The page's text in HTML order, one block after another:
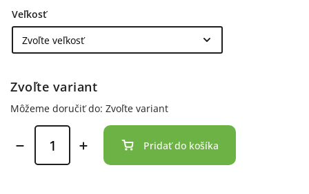
Veľkosť
Zvoľte variant
Môžeme doručiť do: Zvoľte variant
Pridať do košíka